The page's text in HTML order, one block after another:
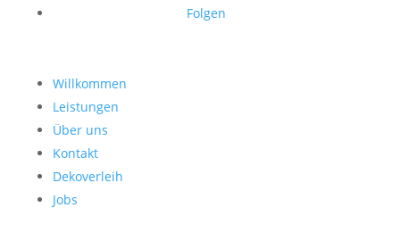
Folgen
Willkommen
Leistungen
Über uns
Kontakt
Dekoverleih
Jobs